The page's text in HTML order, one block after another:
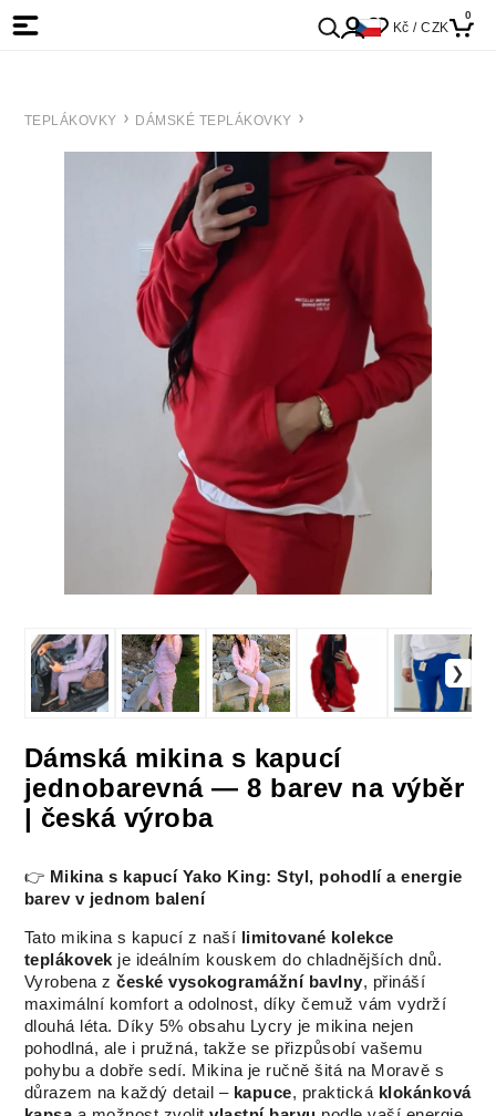
Kč / CZK
0
TEPLÁKOVKY DÁMSKÉ TEPLÁKOVKY
Dámská mikina s kapucí
jednobarevná — 8 barev na výběr
| česká výroba
👉 Mikina s kapucí Yako King: Styl, pohodlí a energie
barev v jednom balení
Tato mikina s kapucí z naší
limitované kolekce
teplákovek je ideálním kouskem do chladnějších dnů.
Vyrobena zčeské vysokogramážní bavlny, přináší
maximální komfort a odolnost, díky čemuž vám vydrží
dlouhá léta. Díky 5% obsahu Lycry je mikina nejen
pohodlná, ale i pružná, takže se přizpůsobí vašemu
pohybu a dobře sedí. Mikina je ručně šitá na Moravě s
důrazem na každý detail – kapuce, praktická klokánková